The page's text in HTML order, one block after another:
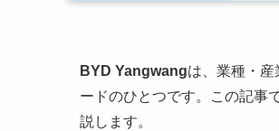
BYD Yangwangは、業種・
ードのひとつです。この記事
説します。